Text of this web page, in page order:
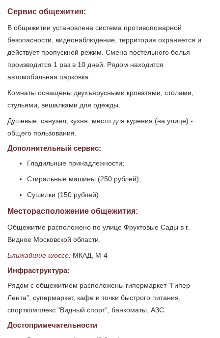
Сервис общежития:
В общежитии установлена система противопожарной
безопасности, видеонаблюдение, территория охраняется и
действует пропускной режим. Смена постельного белья
производится 1 раз в 10 дней. Рядом находится
автомобильная парковка.
Комнаты оснащены двухъярусными кроватями, столами,
стульями, вешалками для одежды.
Душевые, санузел, кухня, место для курения (на улице) -
общего пользования.
Дополнительный сервис:
Гладильные принадлежности;
Стиральные машины (250 рублей);
Сушилки (150 рублей).
Месторасположение общежития:
Общежитие расположено по улице Фруктовые Сады в г.
Видное Московской области.
Ближайшие шоссе: МКАД, М-4
Инфраструктура:
Рядом с общежитием расположены гипермаркет "Гипер
Лента", супермаркет, кафе и точки быстрого питания,
спорткомплекс "Видный спорт", банкоматы, АЗС.
Достопримечательности